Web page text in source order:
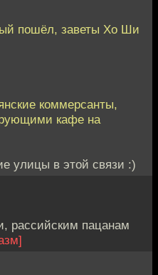
пошёл, заветы Хо Ши
коммерсанты,
кафе на
улицы в этой связи :)
рассийским пацанам